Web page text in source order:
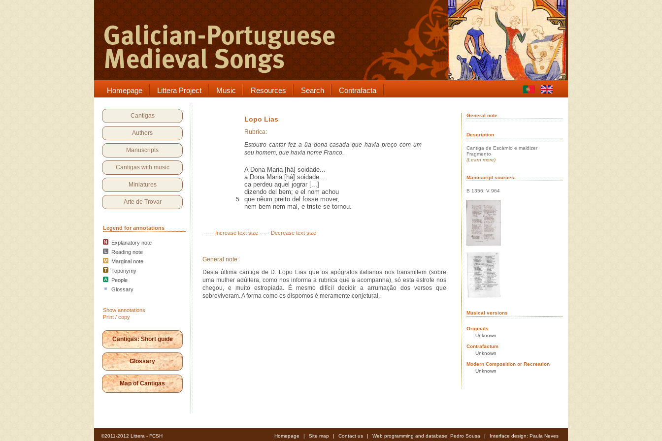
Homepage Littera Project Music Resources Search Contrafacta
Cantigas
Authors
Manuscripts
Cantigas with music
Miniatures
Arte de Trovar
Legend for annotations
Explanatory note
Reading note
Marginal note
Toponymy
People
Glossary
Show annotations
Print / copy
Cantigas: Short guide
Glossary
Map of Cantigas
Lopo Lias
Rubrica:
Estoutro cantar fez a ũa dona casada que havia preço com um
seu homem, que havia nome Franco.
A Dona Maria [há] soidade...
a Dona Maria [há] soidade...
ca perdeu aquel jograr [...]
dizendo del bem; e el nom achou
5
que nẽum preito del fosse mover,
nem bem nem mal, e triste se tornou.
----- Increase text size ----- Decrease text size
General note:
Desta última cantiga de D. Lopo Lias que os apógrafos italianos nos transmitem (sobre
uma mulher adúltera, como nos informa a rubrica que a acompanha), só esta estrofe nos
chegou, e muito estropiada. É mesmo difícil decidir a arrumação dos versos que
sobreviveram. A forma como os dispomos é meramente conjetural.
General note
Description
Cantiga de Escárnio e maldizer
Fragmento
(Learn more)
Manuscript sources
B 1356, V 964
Musical versions
Originals
Unknown
Contrafactum
Unknown
Modern Composition or Recreation
Unknown
©2011-2012 Littera - FCSH Homepage | Site map | Contact us | Web programming and database: Pedro Sousa | Interface design: Paula Neves